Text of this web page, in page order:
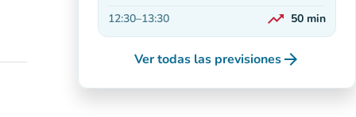
12:30–13:30 trending_up
En aumento
50 min
Ver todas las previsionesarrow_forward